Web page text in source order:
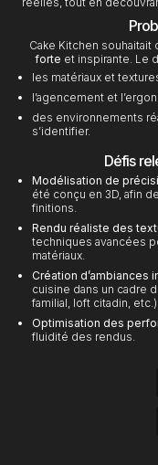
Cake Kitchen souhaitait
forte et inspirante. Le
les matériaux et
l’agencement et
des environnements
s’identifier.
Défis
Modélisation de
été conçu en 3D, afin
finitions.
Rendu réaliste des
techniques avancées
matériaux.
Création d’ambiances
cuisine dans un cadre
familial, loft citadin,
Optimisation des
fluidité des rendus.